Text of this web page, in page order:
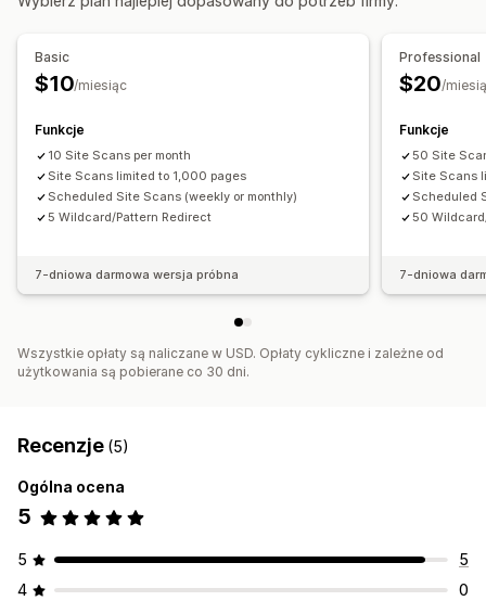
Basic
$10/miesiąc
Funkcje
10 Site Scans per month
Site Scans limited to 1,000 pages
Scheduled Site Scans (weekly or monthly)
5 Wildcard/Pattern Redirect
7-dniowa darmowa wersja próbna
Professional
$20/
Funkcje
50 Site
Site Scans
Scheduled
50
7-dniowa
Wszystkie opłaty są naliczane w USD. Opłaty cykliczne i zależne od
użytkowania są pobierane co 30 dni.
Recenzje (5)
Ogólna ocena
5
5
5
4
0